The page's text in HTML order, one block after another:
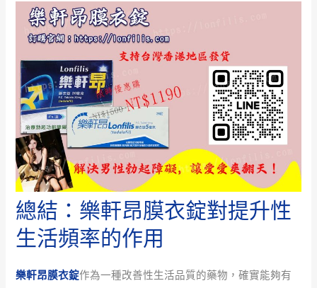
總結：樂軒昂膜衣錠對提升性
生活頻率的作用
樂軒昂膜衣錠作為一種改善性生活品質的藥物，確實能夠有